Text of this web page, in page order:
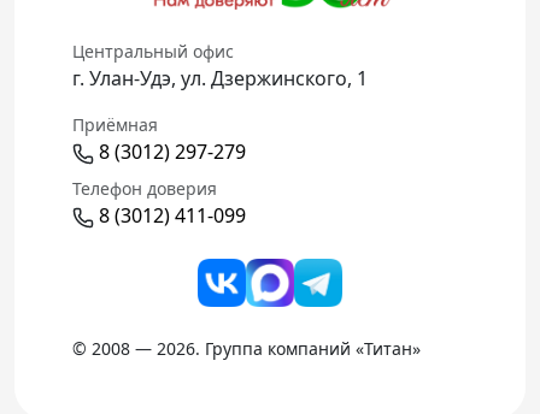
Центральный офис
г. Улан-Удэ, ул. Дзержинского, 1
Приёмная
8 (3012) 297-279
Телефон доверия
8 (3012) 411-099
© 2008 — 2026. Группа компаний «Титан»